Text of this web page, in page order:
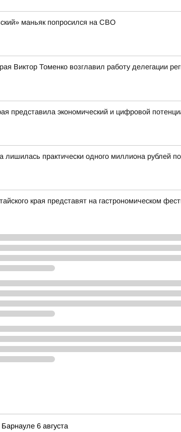
маньяк попросился на СВО
Виктор Томенко возглавил работу делегации
представила экономический и цифровой
лишилась практически одного миллиона рублей
края представят на гастрономическом
6 августа